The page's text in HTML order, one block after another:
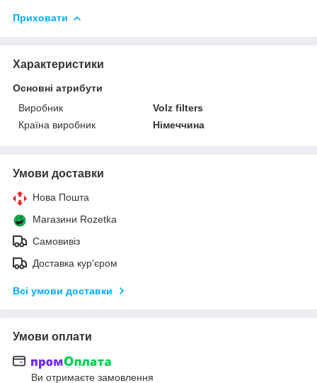
Приховати
Характеристики
Основні атрибути
Виробник
Volz filters
Країна виробник
Німеччина
Умови доставки
Нова Пошта
Магазини Rozetka
Самовивіз
Доставка кур'єром
Всі умови доставки
Умови оплати
Ви отримаєте замовлення